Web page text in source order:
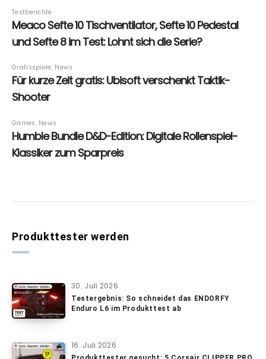
Produkttester werden
30. Juli 2026
Testergebnis: So schneidet das ENDORFY
Enduro L6 im Produkttest ab
16. Juli 2026